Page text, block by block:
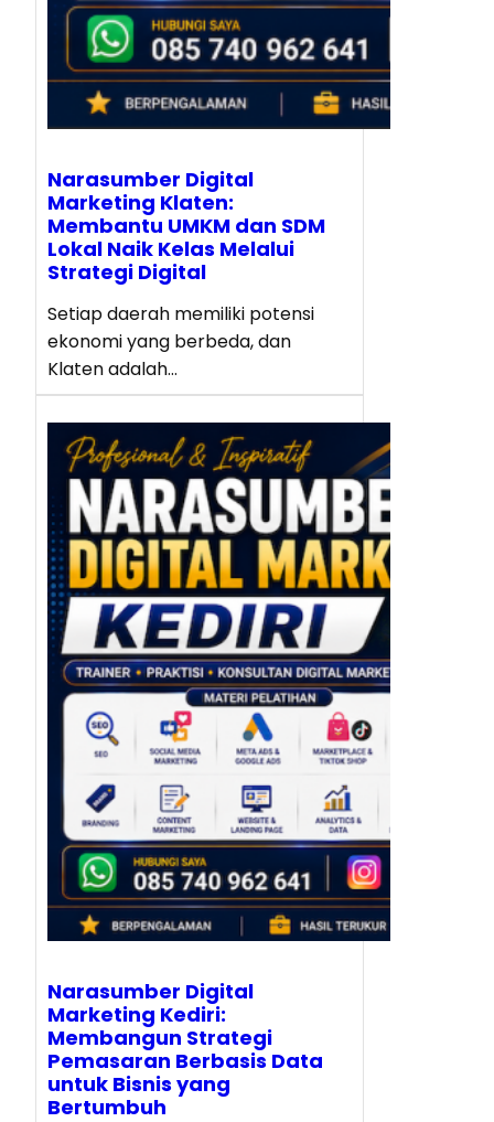
Narasumber Digital
Marketing Klaten:
Membantu UMKM dan SDM
Lokal Naik Kelas Melalui
Strategi Digital
Setiap daerah memiliki potensi
ekonomi yang berbeda, dan
Klaten adalah…
Narasumber Digital
Marketing Kediri:
Membangun Strategi
Pemasaran Berbasis Data
untuk Bisnis yang
Bertumbuh